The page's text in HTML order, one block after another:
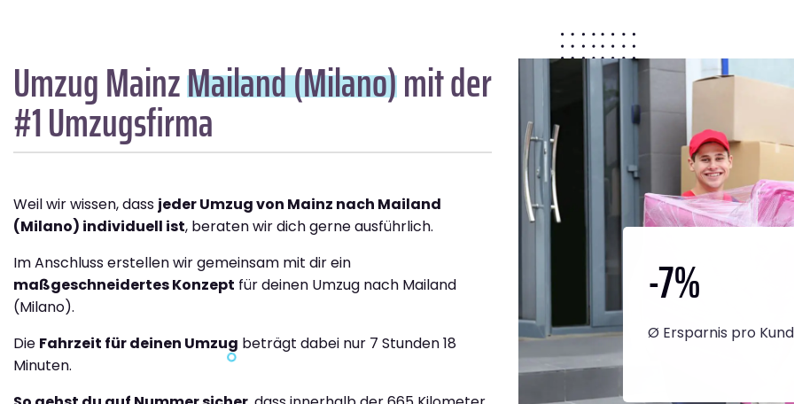
Umzug MainzMailand (Milano)mit der
#1 Umzugsfirma
Weil wir wissen, dass jeder Umzug von Mainz nach Mailand
(Milano) individuell ist, beraten wir dich gerne ausführlich.
Im Anschluss erstellen wir gemeinsam mit dir ein
maßgeschneidertes Konzept für deinen Umzug nach Mailand
(Milano).
Die Fahrzeit für deinen Umzug beträgt dabei nur 7 Stunden 18
Minuten.
-7%
Ø Ersparnis pro